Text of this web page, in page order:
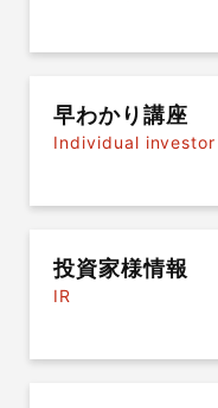
早わかり講座
Individual investor
投資家様情報
IR